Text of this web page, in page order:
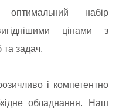
оптимальний набір
цінами з
задач.
і компетентно
обладнання. Наш